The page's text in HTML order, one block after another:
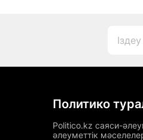
Политико
Politico.kz саяси-
әлеуметтік